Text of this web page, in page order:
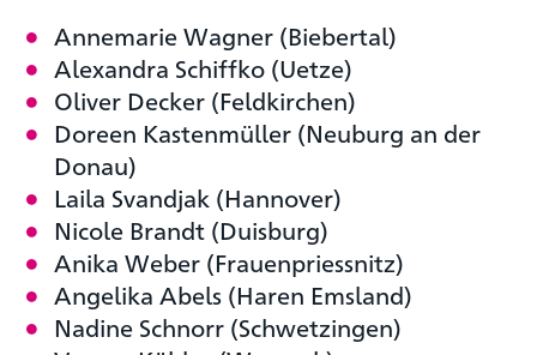
Annemarie Wagner (Biebertal)
Alexandra Schiffko (Uetze)
Oliver Decker (Feldkirchen)
Doreen Kastenmüller (Neuburg an der
Donau)
Laila Svandjak (Hannover)
Nicole Brandt (Duisburg)
Anika Weber (Frauenpriessnitz)
Angelika Abels (Haren Emsland)
Nadine Schnorr (Schwetzingen)